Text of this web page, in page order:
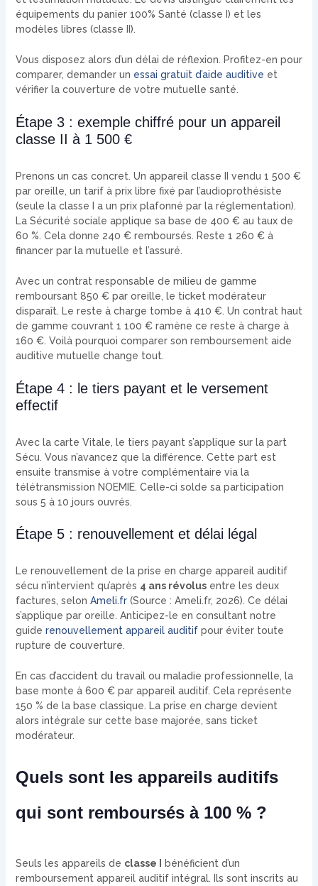
équipements du panier 100% Santé (classe I) et les
modèles libres (classe II).
Vous disposez alors d’un délai de réflexion. Profitez-en pour
comparer, demander un essai gratuit d’aide auditive et
vérifier la couverture de votre mutuelle santé.
Étape 3 : exemple chiffré pour un appareil
classe II à 1 500 €
Prenons un cas concret. Un appareil classe II vendu 1 500 €
par oreille, un tarif à prix libre fixé par l’audioprothésiste
(seule la classe I a un prix plafonné par la réglementation).
La Sécurité sociale applique sa base de 400 € au taux de
60 %. Cela donne 240 € remboursés. Reste 1 260 € à
financer par la mutuelle et l’assuré.
Avec un contrat responsable de milieu de gamme
remboursant 850 € par oreille, le ticket modérateur
disparaît. Le reste à charge tombe à 410 €. Un contrat haut
de gamme couvrant 1 100 € ramène ce reste à charge à
160 €. Voilà pourquoi comparer son remboursement aide
auditive mutuelle change tout.
Étape 4 : le tiers payant et le versement
effectif
Avec la carte Vitale, le tiers payant s’applique sur la part
Sécu. Vous n’avancez que la différence. Cette part est
ensuite transmise à votre complémentaire via la
télétransmission NOEMIE. Celle-ci solde sa participation
sous 5 à 10 jours ouvrés.
Étape 5 : renouvellement et délai légal
Le renouvellement de la prise en charge appareil auditif
sécu n’intervient qu’après 4 ans révolusentre les deux
factures, selon Ameli.fr(Source : Ameli.fr, 2026). Ce délai
s’applique par oreille. Anticipez-le en consultant notre
guide renouvellement appareil auditifpour éviter toute
rupture de couverture.
En cas d’accident du travail ou maladie professionnelle, la
base monte à 600 € par appareil auditif. Cela représente
150 % de la base classique. La prise en charge devient
alors intégrale sur cette base majorée, sans ticket
modérateur.
Quels sont les appareils auditifs
qui sont remboursés à 100 % ?
Seuls les appareils de classe I
bénéficient d’un
remboursement appareil auditif intégral. Ils sont inscrits au